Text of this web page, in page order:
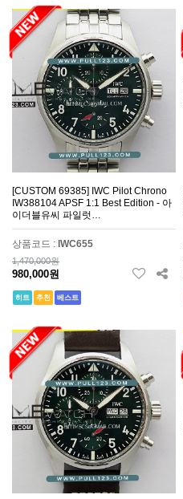
[CUSTOM 69385] IWC Pilot Chrono
IW388104 APSF 1:1 Best Edition - 아
이더블유씨 파일럿…
상품코드 : IWC655
1,470,000원
980,000원
히트 추천 베스트